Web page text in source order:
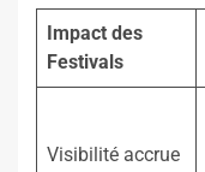
Impact des
Festivals
Visibilité accrue